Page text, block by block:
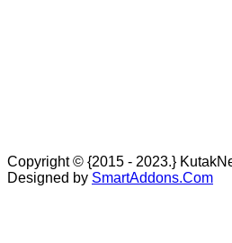
Copyright © {2015 - 2023.}
Designed by SmartAddons.Com